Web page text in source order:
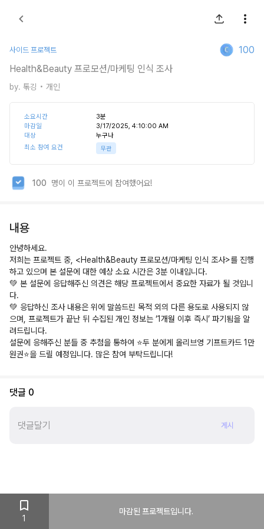
사이드 프로젝트
100
Health&Beauty 프로모션/마케팅 인식 조사
by. 톢깅 • 개인
소요시간 3분
마감일
3/17/2025, 4:10:00 AM
대상
누구나
최소 참여 요건
무관
100 명이 이 프로젝트에 참여했어요!
내용
안녕하세요.
저희는 프로젝트 중, <Health&Beauty 프로모션/마케팅 인식 조사>를 진행
하고 있으며 본 설문에 대한 예상 소요 시간은 3분 이내입니다.
💚 본 설문에 응답해주신 의견은 해당 프로젝트에서 중요한 자료가 될 것입니
다.
💚 응답하신 조사 내용은 위에 말씀드린 목적 외의 다른 용도로 사용되지 않
으며, 프로젝트가 끝난 뒤 수집된 개인 정보는 ‘1개월 이후 즉시’ 파기됨을 알
려드립니다.
설문에 응해주신 분들 중 추첨을 통하여 ⭐️두 분에게 올리브영 기프트카드 1만
원권⭐️을 드릴 예정입니다. 많은 참여 부탁드립니다!
댓글 0
게시
1
마감된 프로젝트입니다.